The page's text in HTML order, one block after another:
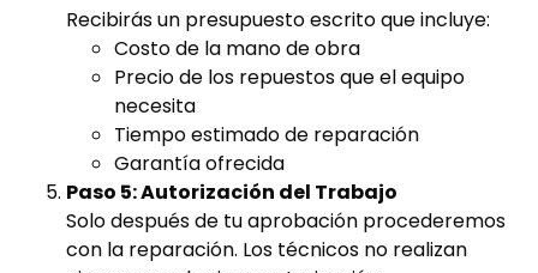
Recibirás un presupuesto escrito que incluye:
Costo de la mano de obra
Precio de los repuestos que el equipo
necesita
Tiempo estimado de reparación
Garantía ofrecida
Paso 5: Autorización del Trabajo
Solo después de tu aprobación procederemos
con la reparación. Los técnicos no realizan